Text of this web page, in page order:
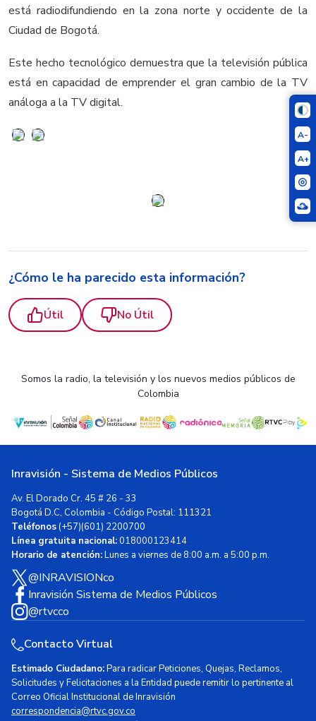
A-
A+
está radiodifundiendo en la zona norte y occidente de la
Ciudad de Bogotá.
Este hecho tecnológico demuestra que la televisión pública
está en capacidad de emprender el gran cambio de la TV
análoga a la TV digital.
¿Cómo le ha parecido esta información?
Útil No Útil
Somos la radio, la televisión y los nuevos medios públicos de
Colombia
Inravisión - Sistema de Medios Públicos
Av. El Dorado Cr. 45 # 26 - 33
Bogotá D.C, Colombia - Código Postal: 111321
Teléfonos(+57)(601) 2200700
Línea gratuita nacional:018000123414
Horario de atención:Lunes a viernes de 8:00 a.m. a 5:00 p.m.
@INRAVISIONco
Inravisión Sistema de Medios Públicos
@rtvcco
Contacto Virtual
Estimado Ciudadano:Para radicar Peticiones, Quejas, Reclamos,
Solicitudes y Felicitaciones a la Entidad puede remitir lo pertinente al
Correo Oficial Institucional de Inravisión
correspondencia@rtvc.gov.co